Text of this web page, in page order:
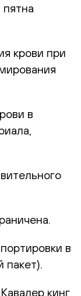
крови при
в
в
кинг